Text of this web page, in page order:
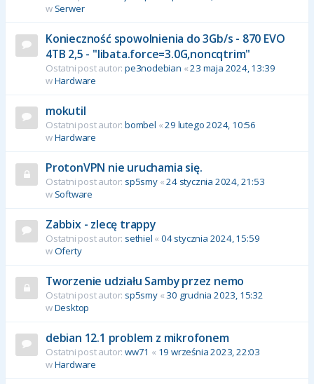
w Serwer
Konieczność spowolnienia do 3Gb/s - 870 EVO
4TB 2,5 - "libata.force=3.0G,noncqtrim"
Ostatni post autor: pe3nodebian «23 maja 2024, 13:39
wHardware
mokutil
Ostatni post autor: bombel «29 lutego 2024, 10:56
wHardware
ProtonVPN nie uruchamia się.
Ostatni post autor: sp5smy«24 stycznia 2024, 21:53
w Software
Zabbix - zlecę trappy
Ostatni post autor: sethiel «04 stycznia 2024, 15:59
wOferty
Tworzenie udziału Samby przez nemo
Ostatni post autor: sp5smy« 30 grudnia 2023, 15:32
wDesktop
debian 12.1 problem z mikrofonem
Ostatni post autor: ww71 « 19 września 2023, 22:03
wHardware